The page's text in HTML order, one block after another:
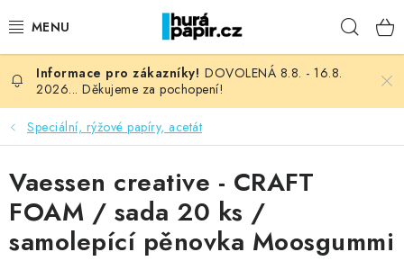
na
NOVINKY
HURÁ DÍLNA
VŠECHNO ZBOŽÍ
KNIHAŘSKÝ MATERIÁL
DOVOLENÁ 8.8. - 16.8.
2026... Děkujeme za pochopení!
Speciální, rýžové papíry, acetát
Vaessen creative - CRAFT
FOAM / sada 20 ks /
samolepící pěnovka Moosgummi